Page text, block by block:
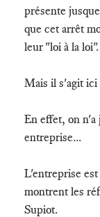
présente
que cet arrêt
leur "loi à la loi".
Mais il s'agit ici
En effet, on n'a
entreprise...
L'entreprise
montrent les
Supiot.